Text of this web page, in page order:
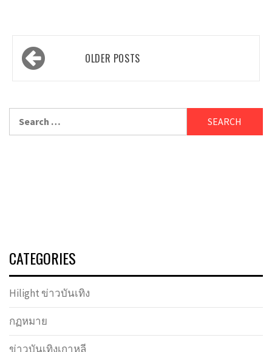
Posts
navigationOLDER POSTS
for:
CATEGORIES
Hilight ข่าวบันเทิง
กฏหมาย
ข่าวบันเทิงเกาหลี